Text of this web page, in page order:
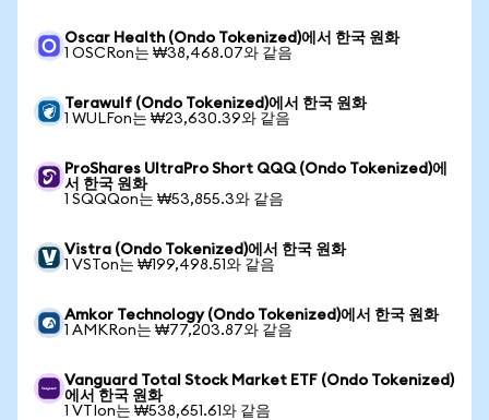
Oscar Health (Ondo Tokenized)에서 한국 원화
1 OSCRon는 ₩38,468.07와 같음
Terawulf (Ondo Tokenized)에서 한국 원화
1 WULFon는 ₩23,630.39와 같음
ProShares UltraPro Short QQQ (Ondo Tokenized)에
서 한국 원화
1 SQQQon는 ₩53,855.3와 같음
Vistra (Ondo Tokenized)에서 한국 원화
1 VSTon는 ₩199,498.51와 같음
Amkor Technology (Ondo Tokenized)에서 한국 원화
1 AMKRon는 ₩77,203.87와 같음
Vanguard Total Stock Market ETF (Ondo Tokenized)
에서 한국 원화
1 VTIon는 ₩538,651.61와 같음